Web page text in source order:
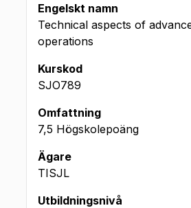
Engelskt namn
Technical aspects of
operations
Kurskod
SJO789
Omfattning
7,5 Högskolepoäng
Ägare
TISJL
Utbildningsnivå